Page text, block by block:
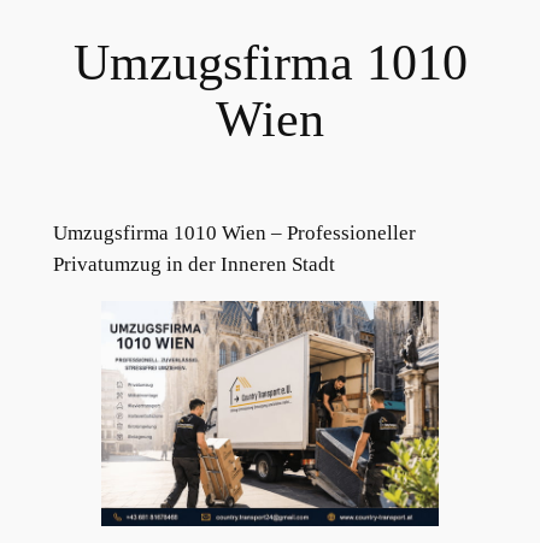
Umzugsfirma 1010
Wien
Umzugsfirma 1010 Wien – Professioneller
Privatumzug in der Inneren Stadt